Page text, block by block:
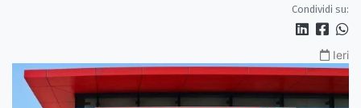
Condividi su:
Ieri